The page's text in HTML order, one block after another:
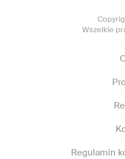
Wszelkie
Regulamin